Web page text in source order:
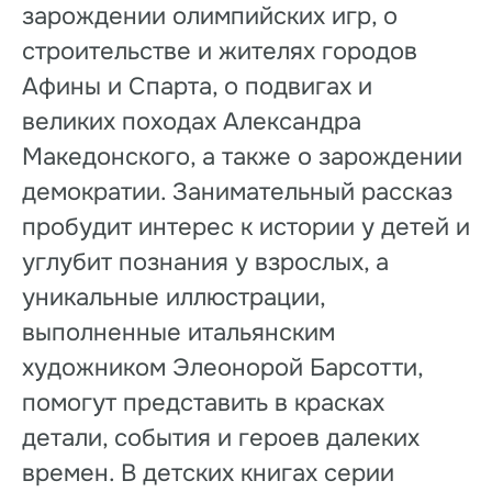
зарождении олимпийских игр, о
строительстве и жителях городов
Афины и Спарта, о подвигах и
великих походах Александра
Македонского, а также о зарождении
демократии. Занимательный рассказ
пробудит интерес к истории у детей и
углубит познания у взрослых, а
уникальные иллюстрации,
выполненные итальянским
художником Элеонорой Барсотти,
помогут представить в красках
детали, события и героев далеких
времен. В детских книгах серии